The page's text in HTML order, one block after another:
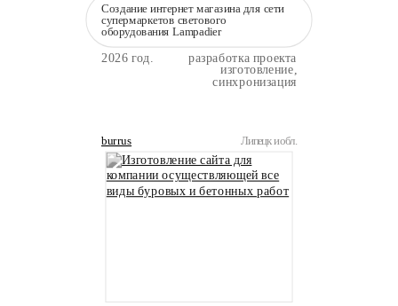
Создание интернет магазина для сети
супермаркетов светового
оборудования Lampadier
2026 год. разработка проекта
изготовление,
синхронизация
burrus Липецк и обл.